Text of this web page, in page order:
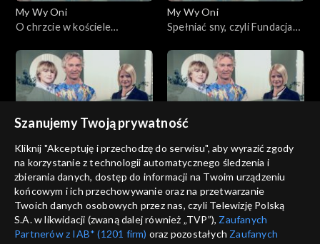
My Wy Oni
O chrzcie w kościele
My Wy Oni
Spełniać sny, czyli Fundacja
Trudne pytania dzieci -
18.06.2009
Rola taty po porodzie -
25.06.2009
Szanujemy Twoją prywatność
Kliknij "Akceptuję i przechodzę do serwisu", aby wyrazić zgody
na korzystanie z technologii automatycznego śledzenia i
zbierania danych, dostęp do informacji na Twoim urządzeniu
końcowym i ich przechowywanie oraz na przetwarzanie
Twoich danych osobowych przez nas, czyli Telewizję Polską
S.A. w likwidacji (zwaną dalej również „TVP”), Zaufanych
Partnerów z IAB* (1201 firm) oraz pozostałych Zaufanych